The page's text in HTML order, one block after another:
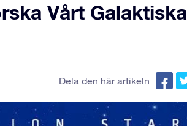
Vårt Galaktiska
Dela den här artikeln